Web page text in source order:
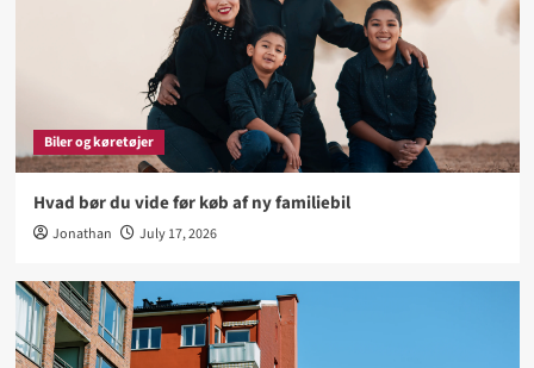
Biler og køretøjer
Hvad bør du vide før køb af ny familiebil
Jonathan July 17, 2026